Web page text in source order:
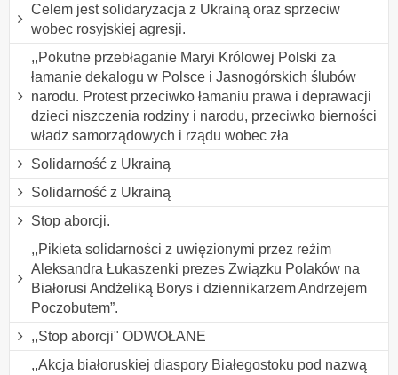
Celem jest solidaryzacja z Ukrainą oraz sprzeciw
wobec rosyjskiej agresji.
,,Pokutne przebłaganie Maryi Królowej Polski za
łamanie dekalogu w Polsce i Jasnogórskich ślubów
narodu. Protest przeciwko łamaniu prawa i deprawacji
dzieci niszczenia rodziny i narodu, przeciwko bierności
władz samorządowych i rządu wobec zła
Solidarność z Ukrainą
Solidarność z Ukrainą
Stop aborcji.
,,Pikieta solidarności z uwięzionymi przez reżim
Aleksandra Łukaszenki prezes Związku Polaków na
Białorusi Andżeliką Borys i dziennikarzem Andrzejem
Poczobutem”.
,,Stop aborcji" ODWOŁANE
,,Akcja białoruskiej diaspory Białegostoku pod nazwą